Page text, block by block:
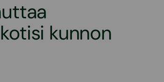
kunnon